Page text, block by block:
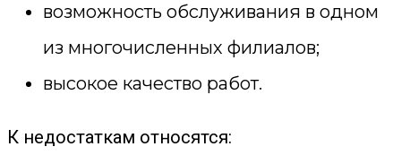
возможность обслуживания в одном
из многочисленных филиалов;
высокое качество работ.
К недостаткам относятся: